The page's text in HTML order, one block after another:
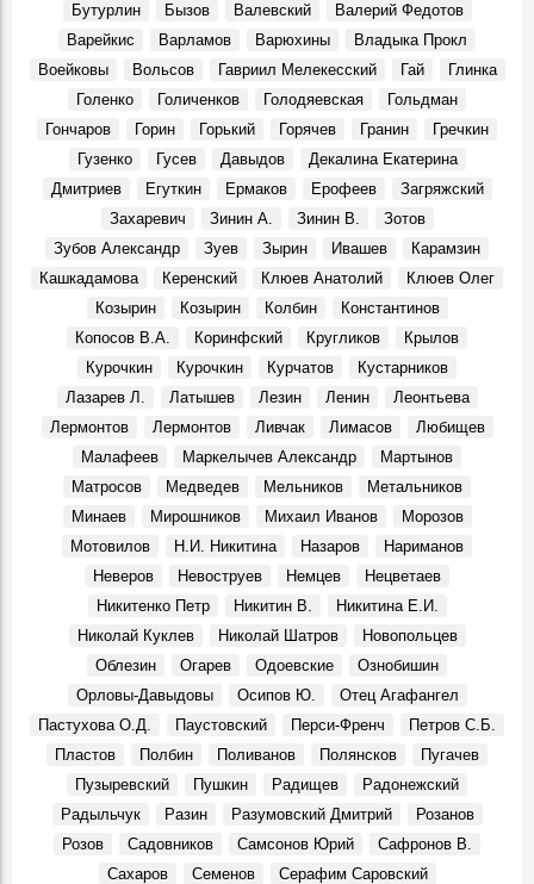
Места, 7 Августа 2023
Ульяновцы могут увидеть уникальную вазу «Ветви
клёна»
События, 7 Августа 2025
Как крестьянский сын из Симбирска стал ученым и
развивал земледелие
Джанни Родари: «…Полную Волгу счастья!»
События, 2 Августа 1969
Новый Новоульяновск
Места, 3 Августа 1969
Праздник в Шаховском
События, 10 Августа 1969
Воспоминания, 11 Августа 1969
Галина Николаевна Афанасьева, в 1964 - 1971 гг. зав.
отделом школ ОК КПСС:
Воспоминания, 12 Августа 1969
3 августа 1970 г. Совет Министров РСФСР.
События, 3 Августа 1970
На земле, где родился Ленин
События, 6 Августа 1970
Бутурлин
Бызов Валевский
Валерий Федотов
Варейкис
Варламов Варюхины
Владыка Прокл
Воейковы
Вольсов Гавриил Мелекесский Гай
Глинка
Голенко
Голиченков Голодяевская
Гольдман
Гончаров
Горин Горький Горячев Гранин
Гречкин
Гузенко
Гусев Давыдов
Декалина Екатерина
Дмитриев
Егуткин Ермаков Ерофеев
Загряжский
Захаревич
Зинин А. Зинин В.
Зотов
Зубов Александр
Зуев Зырин Ивашев
Карамзин
Кашкадамова
Керенский Клюев Анатолий
Клюев Олег
Козырин
Козырин Колбин
Константинов
Копосов В.А.
Коринфский Кругликов
Крылов
Курочкин
Курочкин Курчатов
Кустарников
Лазарев Л.
Латышев Лезин Ленин
Леонтьева
Лермонтов
Лермонтов Ливчак Лимасов
Любищев
Малафеев
Маркелычев Александр
Мартынов
Матросов
Медведев Мельников
Метальников
Минаев
Мирошников Михаил Иванов
Морозов
Мотовилов
Н.И. Никитина Назаров
Нариманов
Неверов
Невоструев Немцев
Нецветаев
Никитенко Петр
Никитин В.
Никитина Е.И.
Николай Куклев
Николай Шатров
Новопольцев
Облезин
Огарев Одоевские
Ознобишин
Орловы-Давыдовы
Осипов Ю.
Отец Агафангел
Пастухова О.Д.
Паустовский Перси-Френч
Петров С.Б.
Пластов
Полбин Поливанов Полянсков
Пугачев
Пузыревский
Пушкин Радищев
Радонежский
Радыльчук
Разин Разумовский Дмитрий
Розанов
Розов
Садовников Самсонов Юрий
Сафронов В.
Сахаров
Семенов
Серафим Саровский